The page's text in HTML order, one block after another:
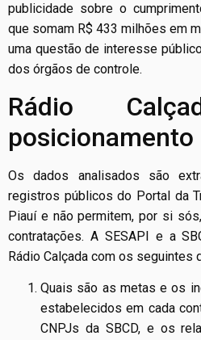
publicidade sobre o
que somam R$ 433 milhões em
uma questão de interesse
dos órgãos de controle.
Rádio
posicionamento
Os dados analisados são
registros públicos do Portal da
Piauí e não permitem, por si
contratações. A SESAPI e a
Rádio Calçada com os seguintes
Quais são as metas e os
estabelecidos em cada
CNPJs da SBCD, e os